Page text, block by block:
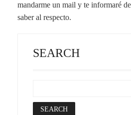
mandarme un mail y te informaré
saber al respecto.
SEARCH